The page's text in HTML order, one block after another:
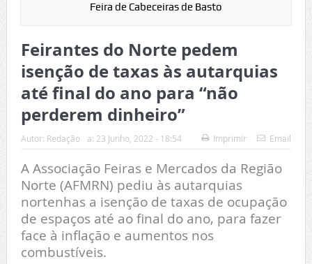
Feira de Cabeceiras de Basto
Feirantes do Norte pedem
isenção de taxas às autarquias
até final do ano para “não
perderem dinheiro”
Autor: Redação a: 23 Junho, 2022 - 18:54 Imprimir Email
A Associação Feiras e Mercados da Região
Norte (AFMRN) pediu às autarquias
nortenhas a isenção de taxas de ocupação
de espaços até ao final do ano, para fazer
face à inflação e aumentos nos
combustíveis.